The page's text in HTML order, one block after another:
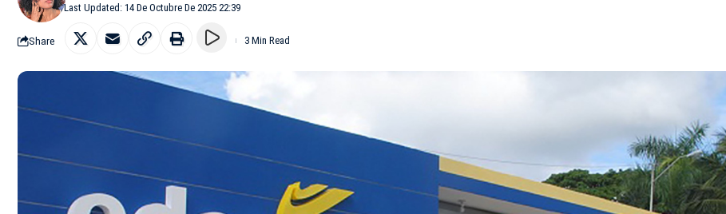
Last Updated: 14 De Octubre De 2025 22:39
Share 3 Min Read